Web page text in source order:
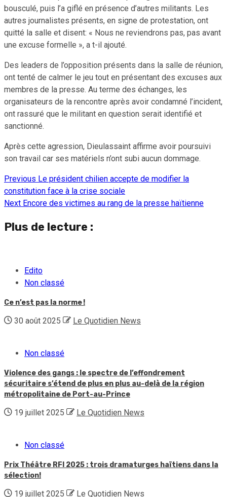
bousculé, puis l’a giflé en présence d’autres militants. Les
autres journalistes présents, en signe de protestation, ont
quitté la salle et disent: « Nous ne reviendrons pas, pas avant
une excuse formelle », a t-il ajouté.
Des leaders de l’opposition présents dans la salle de réunion,
ont tenté de calmer le jeu tout en présentant des excuses aux
membres de la presse. Au terme des échanges, les
organisateurs de la rencontre après avoir condamné l’incident,
ont rassuré que le militant en question serait identifié et
sanctionné.
Après cette agression, Dieulassaint affirme avoir poursuivi
son travail car ses matériels n’ont subi aucun dommage.
Continue
Reading
Previous Le président chilien accepte de modifier la
constitution face à la crise sociale
Next Encore des victimes au rang de la presse haïtienne
Plus de lecture :
Edito
Non classé
Ce n’est pas la norme !
30 août 2025 Le Quotidien News
Non classé
Violence des gangs : le spectre de l’effondrement
sécuritaire s’étend de plus en plus au-delà de la région
métropolitaine de Port-au-Prince
19 juillet 2025 Le Quotidien News
Non classé
Prix Théâtre RFI 2025 : trois dramaturges haïtiens dans la
sélection!
19 juillet 2025 Le Quotidien News